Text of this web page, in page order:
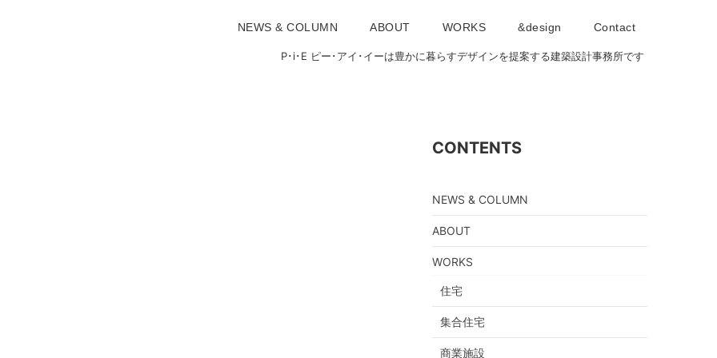
NEWS & COLUMN ABOUT WORKS &design Contact
P･i･E ピー･アイ･イーは豊かに暮らすデザインを提案する建築設計事務所です
CONTENTS
NEWS & COLUMN
ABOUT
WORKS
住宅
集合住宅
商業施設